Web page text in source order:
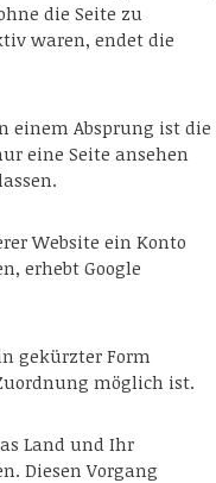
die Seite zu
waren, endet die
einem Absprung ist die
eine Seite ansehen
Website ein Konto
erhebt Google
gekürzter Form
möglich ist.
Land und Ihr
Diesen Vorgang